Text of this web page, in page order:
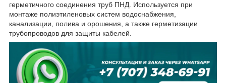
герметичного соединения труб ПНД. Используется при
монтаже полиэтиленовых систем водоснабжения,
канализации, полива и орошения, а также герметизации
трубопроводов для защиты кабелей.